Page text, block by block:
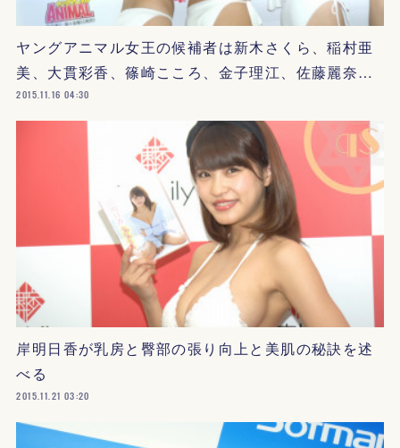
ヤングアニマル女王の候補者は新木さくら、稲村亜
美、大貫彩香、篠崎こころ、金子理江、佐藤麗奈…
2015.11.16 04:30
岸明日香が乳房と臀部の張り向上と美肌の秘訣を述
べる
2015.11.21 03:20